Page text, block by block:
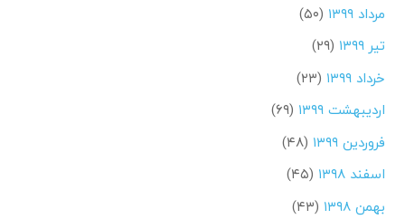
مرداد ۱۳۹۹
(۵۰)
تیر ۱۳۹۹
(۲۹)
خرداد ۱۳۹۹
(۲۳)
اردیبهشت ۱۳۹۹
(۶۹)
فروردین ۱۳۹۹
(۴۸)
اسفند ۱۳۹۸
(۴۵)
بهمن ۱۳۹۸
(۴۳)